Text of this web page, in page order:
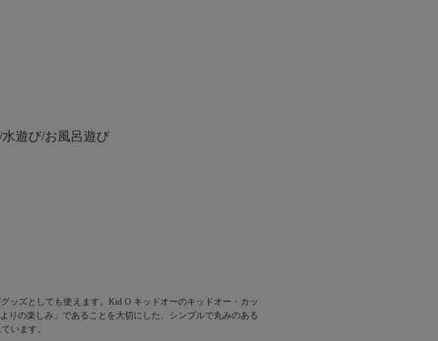
遊び/お風呂遊び
ッズとしても使えます。Kid O キッドオーのキッドオー・カッ
りの楽しみ」であることを大切にした、シンプルで丸みのある
います。